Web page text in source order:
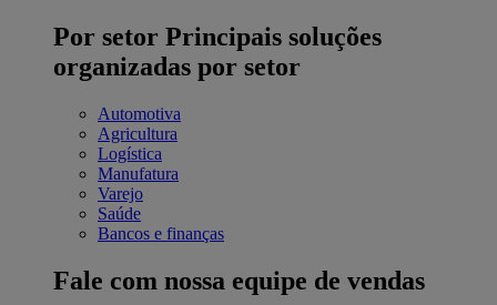
Por setor Principais soluções
organizadas por setor
Automotiva
Agricultura
Logística
Manufatura
Varejo
Saúde
Bancos e finanças
Fale com nossa equipe de vendas